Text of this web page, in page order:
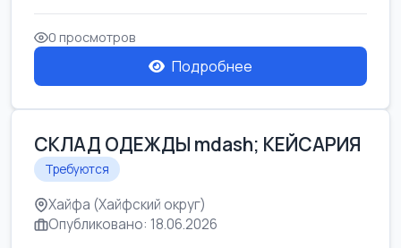
mda...
0 просмотров
Подробнее
СКЛАД ОДЕЖДЫ mdash; КЕЙСАРИЯ
Требуются
Хайфа (Хайфский округ)
Опубликовано: 18.06.2026